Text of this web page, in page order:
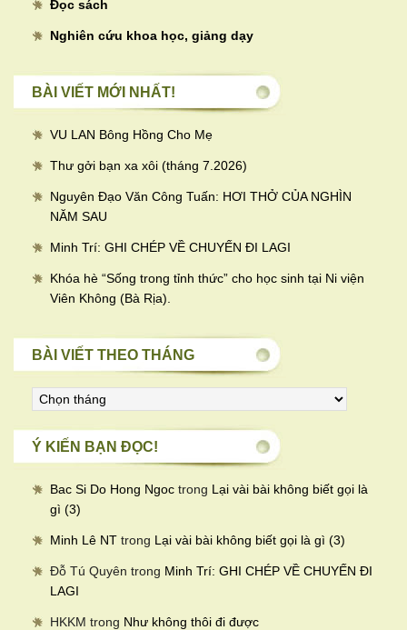
Đọc sách
Nghiên cứu khoa học, giảng dạy
BÀI VIẾT MỚI NHẤT!
VU LAN Bông Hồng Cho Mẹ
Thư gởi bạn xa xôi (tháng 7.2026)
Nguyên Đạo Văn Công Tuấn: HƠI THỞ CỦA NGHÌN
NĂM SAU
Minh Trí: GHI CHÉP VỀ CHUYẾN ĐI LAGI
Khóa hè “Sống trong tỉnh thức” cho học sinh tại Ni viện
Viên Không (Bà Rịa).
BÀI VIẾT THEO THÁNG
viết
theo
thángÝ KIẾN BẠN ĐỌC!
Bac Si Do Hong Ngoc trong Lại vài bài không biết gọi là
gì (3)
Minh Lê NT trong Lại vài bài không biết gọi là gì (3)
Đỗ Tú Quyên trong Minh Trí: GHI CHÉP VỀ CHUYẾN ĐI
LAGI
HKKM trong Như không thôi đi được